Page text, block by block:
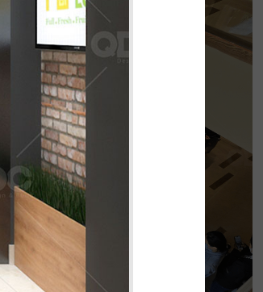
La - Biên Hòa tọa lạc trên
sầm uất...